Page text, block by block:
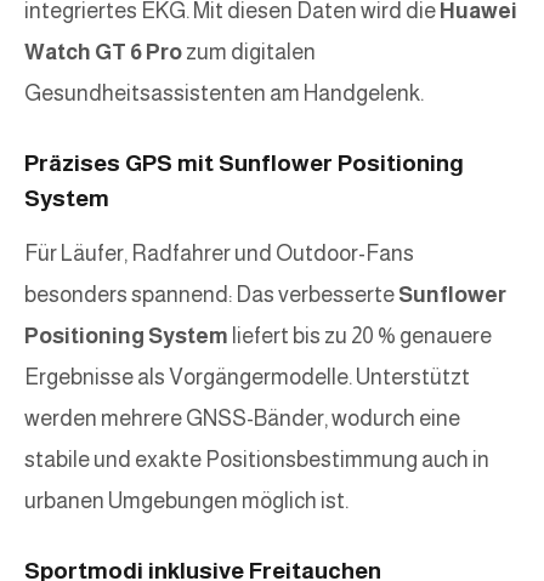
integriertes EKG. Mit diesen Daten wird die Huawei
Watch GT 6 Pro zum digitalen
Gesundheitsassistenten am Handgelenk.
Präzises GPS mit Sunflower Positioning
System
Für Läufer, Radfahrer und Outdoor-Fans
besonders spannend: Das verbesserte Sunflower
Positioning System liefert bis zu 20 % genauere
Ergebnisse als Vorgängermodelle. Unterstützt
werden mehrere GNSS-Bänder, wodurch eine
stabile und exakte Positionsbestimmung auch in
urbanen Umgebungen möglich ist.
Sportmodi inklusive Freitauchen